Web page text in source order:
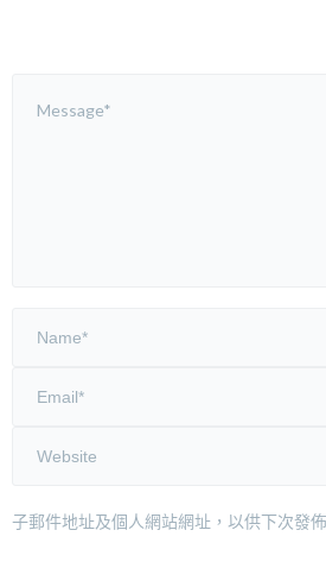
子郵件地址及個人網站網址，以供下次發